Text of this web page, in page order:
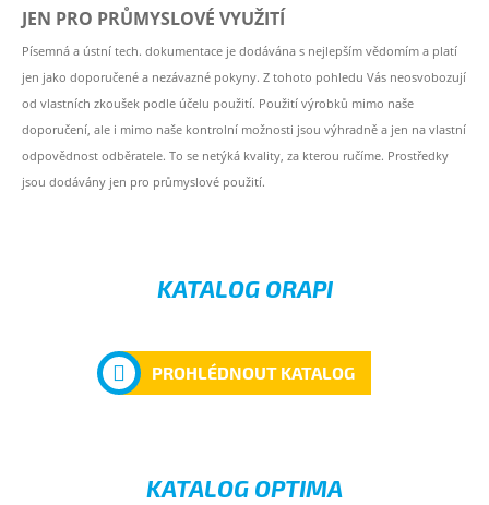
JEN PRO PRŮMYSLOVÉ VYUŽITÍ
Písemná a ústní tech. dokumentace je dodávána s nejlepším vědomím a platí
jen jako doporučené a nezávazné pokyny. Z tohoto pohledu Vás neosvobozují
od vlastních zkoušek podle účelu použití. Použití výrobků mimo naše
doporučení, ale i mimo naše kontrolní možnosti jsou výhradně a jen na vlastní
odpovědnost odběratele. To se netýká kvality, za kterou ručíme. Prostředky
jsou dodávány jen pro průmyslové použití.
KATALOG ORAPI
PROHLÉDNOUT KATALOG
KATALOG OPTIMA